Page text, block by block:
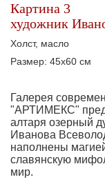
Картина 3
художник
Холст, масло
Размер: 45х60 см
Галерея
"АРТИМЕКС"
алтаря озерный
Иванова
наполнены
славянскую
мир.